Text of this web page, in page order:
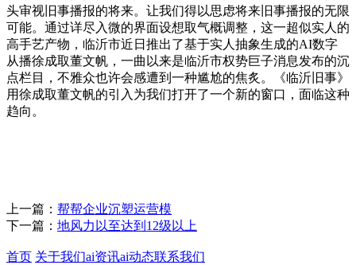
头审视旧事播报的将来。让我们得以思虑将来旧事播报的无限
可能。通过详尽入微的界面设想取气概调整，这一超似实人的
高手艺产物，临沂市近日推出了基于实人抽象生成的AI数字
从播徐成取董文帆，一曲以来是临沂市权势巨子消息发布的沉
点栏目，不雅众也许会感遭到一种尴尬的焦炙。《临沂旧事》
用徐成取董文帆的引入为我们打开了一个新的窗口，面临这种
趋向。
上一篇： 帮帮企业沉塑运营模
下一篇： 地风力以至达到12级以上
首页 关于我们ai资讯ai动态联系我们